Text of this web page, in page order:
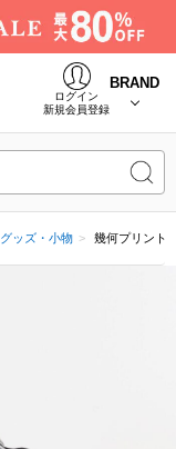
ログイン
新規会員登録
BRAND
グッズ・小物 幾何プリント